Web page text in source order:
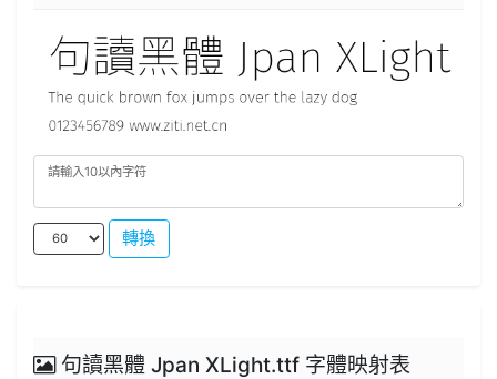
轉換
句讀黑體 Jpan XLight.ttf 字體映射表